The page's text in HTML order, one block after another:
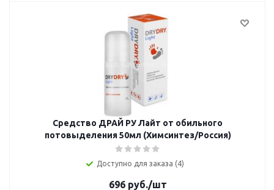
Средство ДРАЙ РУ Лайт от обильного
потовыделения 50мл (Химсинтез/Россия)
Доступно для заказа (4)
696руб./шт